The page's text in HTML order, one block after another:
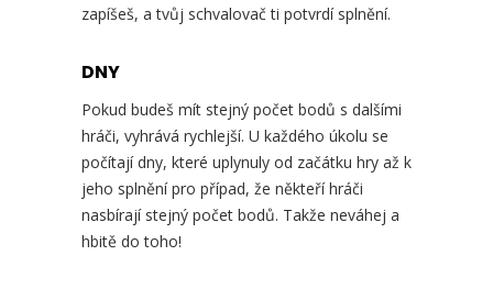
zapíšeš, a tvůj schvalovač ti potvrdí splnění.
DNY
Pokud budeš mít stejný počet bodů s dalšími
hráči, vyhrává rychlejší. U každého úkolu se
počítají dny, které uplynuly od začátku hry až k
jeho splnění pro případ, že někteří hráči
nasbírají stejný počet bodů. Takže neváhej a
hbitě do toho!